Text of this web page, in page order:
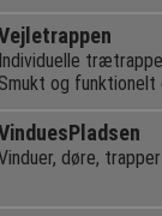
Individuelle
Smukt og funktionelt
døre,